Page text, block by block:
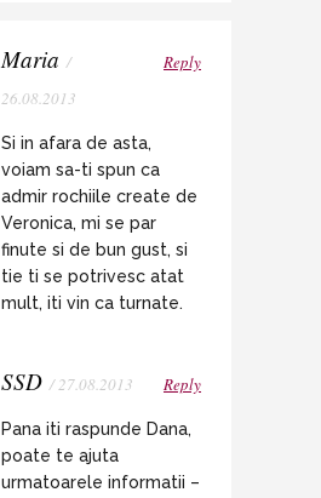
Maria /
26.08.2013
Reply
Si in afara de asta,
voiam sa-ti spun ca
admir rochiile create de
Veronica, mi se par
finute si de bun gust, si
tie ti se potrivesc atat
mult, iti vin ca turnate.
SSD / 27.08.2013 Reply
Pana iti raspunde Dana,
poate te ajuta
urmatoarele informatii –